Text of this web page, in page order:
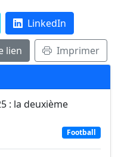
LinkedIn
lien Imprimer
: la deuxième
Football